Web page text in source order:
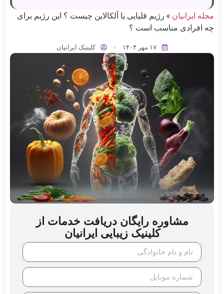
مجله ایرانیان » رژیم قلیایی یا آلکالاین چیست ؟ این رژیم برای
چه افرادی مناسب است ؟
۱۷ مهر ۱۴۰۴ کلینیک ایرانیان
مشاوره رایگان دریافت خدمات از
کلینیک زیبایی ایرانیان